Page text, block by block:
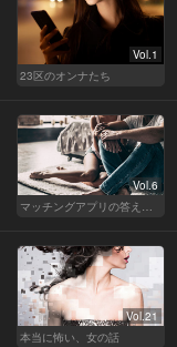
Vol.1
23区のオンナたち
Vol.6
マッチングアプリの答えあわせ【Q】～SEASON2～
Vol.21
本当に怖い、女の話